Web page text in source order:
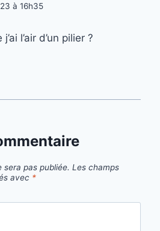
à 16h35
l’air d’un pilier ?
sera pas publiée. Les champs
avec *